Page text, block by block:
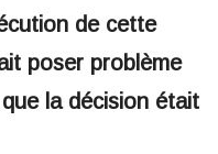
de cette
poser problème
la décision était